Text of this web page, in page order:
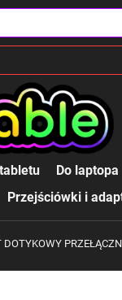
Do laptopa
Przejściówki i
DOTYKOWY